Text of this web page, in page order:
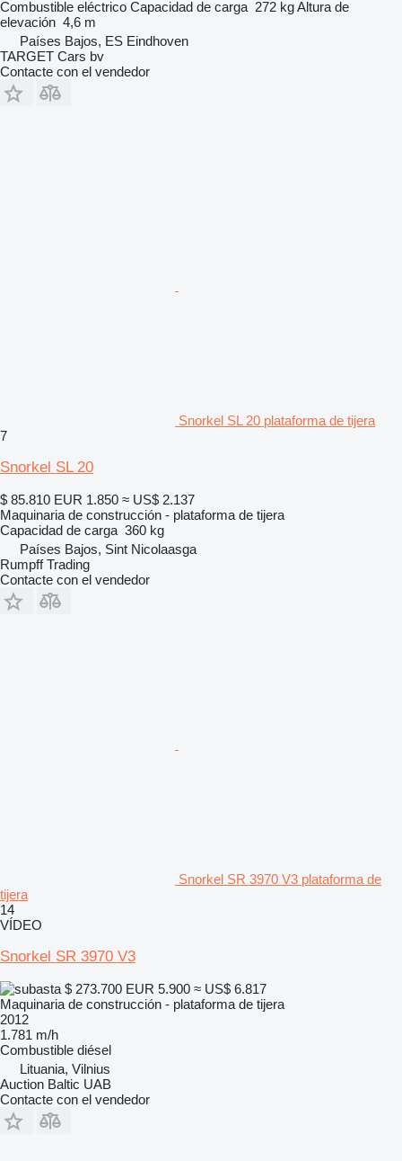
Combustible eléctrico Capacidad de carga 272 kgAltura de
elevación 4,6 m
Países Bajos, ES Eindhoven
TARGET Cars bv
Contacte con el vendedor
Snorkel SL 20 plataforma de tijera
7
Snorkel SL 20
$ 85.810 EUR 1.850 ≈ US$ 2.137
Maquinaria de construcción - plataforma de tijera
Capacidad de carga 360 kg
Países Bajos, Sint Nicolaasga
Rumpff Trading
Contacte con el vendedor
Snorkel SR 3970 V3 plataforma de
tijera
14
VÍDEO
Snorkel SR 3970 V3
$ 273.700 EUR 5.900 ≈ US$ 6.817
Maquinaria de construcción - plataforma de tijera
2012
1.781 m/h
Combustible diésel
Lituania, Vilnius
Auction Baltic UAB
Contacte con el vendedor